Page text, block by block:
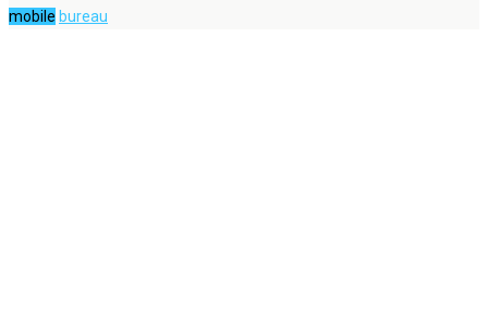
mobile bureau